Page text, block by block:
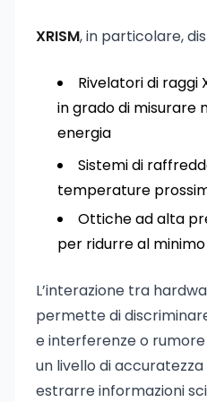
XRISM, in particolare,
Rivelatori di
in grado di misurare
energia
Sistemi di
temperature
Ottiche ad alta
per ridurre al
L’interazione tra
permette di
e interferenze o
un livello di
estrarre informazioni